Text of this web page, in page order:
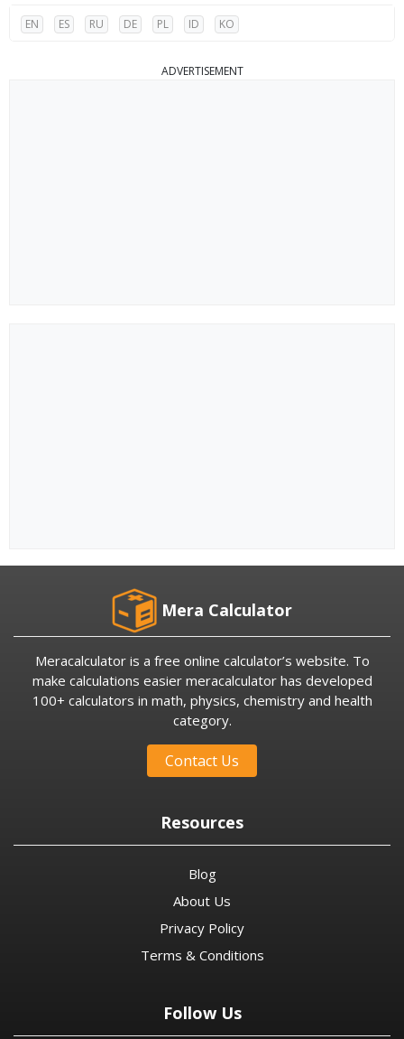
EN ES RU DE PL ID KO
ADVERTISEMENT
Mera Calculator
Meracalculator is a free online calculator’s website. To
make calculations easier meracalculator has developed
100+ calculators in math, physics, chemistry and health
category.
Contact Us
Resources
Blog
About Us
Privacy Policy
Terms & Conditions
Follow Us